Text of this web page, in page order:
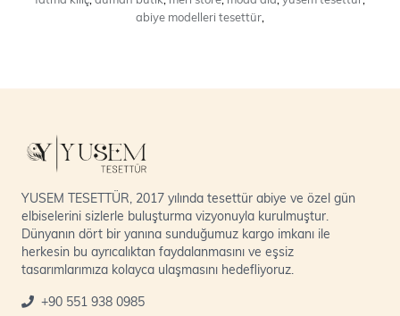
abiye modelleri tesettür
YUSEM TESETTÜR, 2017 yılında tesettür abiye ve özel gün
elbiselerini sizlerle buluşturma vizyonuyla kurulmuştur.
Dünyanın dört bir yanına sunduğumuz kargo imkanı ile
herkesin bu ayrıcalıktan faydalanmasını ve eşsiz
tasarımlarımıza kolayca ulaşmasını hedefliyoruz.
+90 551 938 0985